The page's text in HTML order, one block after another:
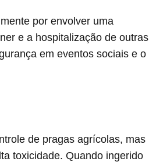
por envolver uma
e a hospitalização de outras
em eventos sociais e o
de pragas agrícolas, mas
toxicidade. Quando ingerido